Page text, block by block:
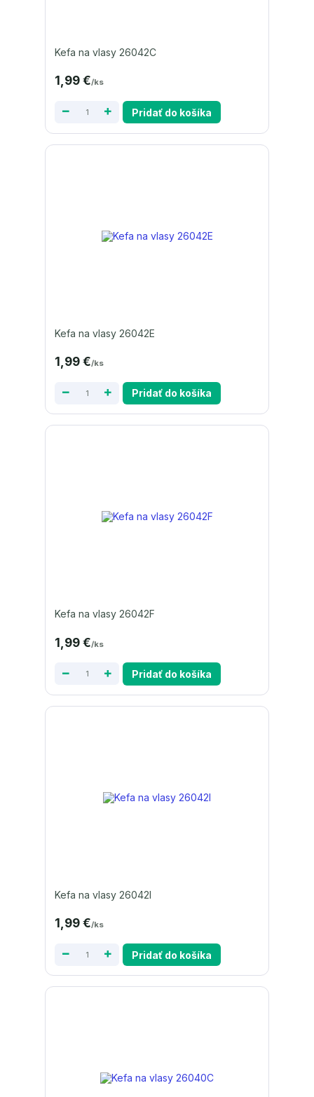
Kefa na vlasy 26042C
1,99 €/ks
Pridať do košíka
Kefa na vlasy 26042E
1,99 €/ks
Pridať do košíka
Kefa na vlasy 26042F
1,99 €/ks
Pridať do košíka
Kefa na vlasy 26042I
1,99 €/ks
Pridať do košíka